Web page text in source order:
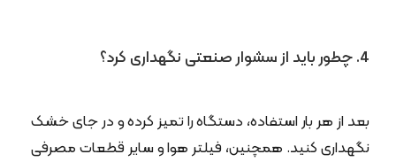
4. چطور باید از سشوار صنعتی نگهداری کرد؟
بعد از هر بار استفاده، دستگاه را تمیز کرده و در جای خشک
نگهداری کنید. همچنین، فیلتر هوا و سایر قطعات مصرفی